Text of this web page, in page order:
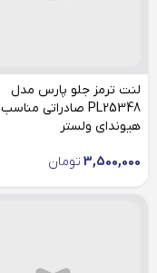
لنت ترمز جلو پارس مدل
PL25348 صادراتی مناسب
هیوندای ولستر
3,500,000 تومان